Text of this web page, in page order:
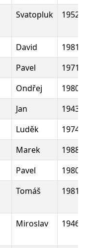
Svatopluk 1952
David
1981
Pavel
1971
Ondřej
1980
Jan
1943
Luděk
1974
Marek
1988
Pavel
1980
Tomáš 1981
Miroslav 1946